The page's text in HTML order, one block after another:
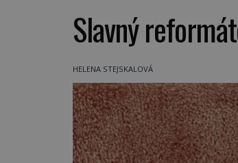
Slavný
HELENA STEJSKALOVÁ